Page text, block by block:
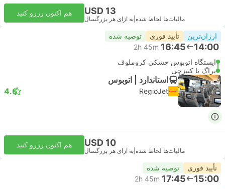
USD 13
مالیات‌ها لحاظ شده به ازای هر بزرگسال
هم اکنون رزرو کنید
ارزان‌ترین تأیید فوری توصیه شده
14:00
16:45
2h 45m
ایستگاه اتوبوس چسکی کروملوف
پراگ نا کنیزچی
استاندارد | اتوبوس
RegioJet
4.6
USD 10
مالیات‌ها لحاظ شده به ازای هر بزرگسال
هم اکنون رزرو کنید
تأیید فوری توصیه شده
15:00
17:45
2h 45m